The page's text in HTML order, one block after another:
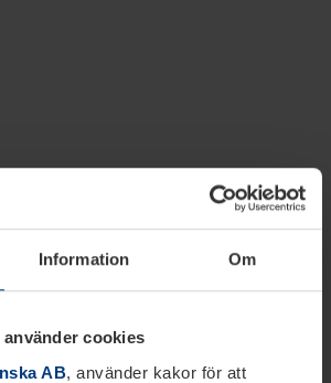
Information Om
cookies
AB, använder kakor för att